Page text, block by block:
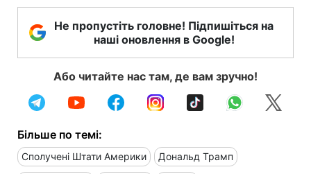
Не пропустіть головне! Підпишіться на
наші оновлення в Google!
Або читайте нас там, де вам зручно!
Більше по темі:
Сполучені Штати Америки Дональд Трамп